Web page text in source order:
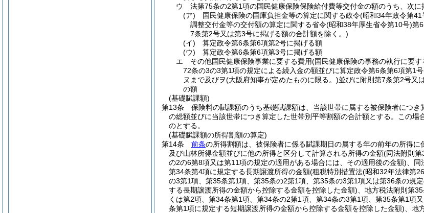
ウ
法第75条の2第1項の国民健康保険保険給付費等交付金の額のうち、次
(ア)
国民健康保険の国庫負担金等の算定に関する政令(昭和34年政令第
調整交付金等の交付額の算定に関する省令(昭和38年厚生省令第10号)第
7条第2号又は第3号に掲げる額の合計額を除く。)
(イ)
算定政令第6条第6項第2号に掲げる額
(ウ)
算定政令第6条第6項第3号に掲げる額
エ
その他国民健康保険事業に要する費用(国民健康保険の事務の執行に要
72条の3の3第1項の規定による繰入金の額並びに算定政令第6条第6項第1号
ヌまで及びヲ(大阪府知事が定めたものに限る。)並びに附則第7条第2号又
の額
(基礎賦課額)
第13条
保険料の賦課額のうち基礎賦課額は、当該世帯に属する被保険者につ
の総額並びに当該世帯につき算定した世帯別平等割額の合計額とする。
この場
のとする。
(基礎賦課額の所得割額の算定)
第14条
前条の所得割額は、被保険者に係る賦課期日の属する年の前年の所得に
及び山林所得金額並びに他の所得と区分して計算される所得の金額(同法附則第
の2の6第8項又は第11項の規定の適用がある場合には、その適用後の金額) 、
第34条第4項に規定する長期譲渡所得の金額(租税特別措置法(昭和32年法律第
の3第1項、第35条第1項、第35条の2第1項、第35条の3第1項又は第36条の規
する長期譲渡所得の金額から控除する金額を控除した金額) 、地方税法附則第
くは第2項、第34条第1項、第34条の2第1項、第34条の3第1項、第35条第1項
条第1項に規定する短期譲渡所得の金額から控除する金額を控除した金額) 、